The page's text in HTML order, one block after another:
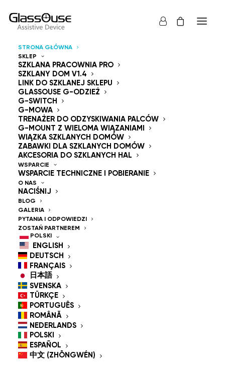
STRONA GŁÓWNA
SKLEP
SZKLANA PRACOWNIA PRO
SZKLANY DOM V1.4
LINK DO SZKLANEJ SKLEPU
GLASSOUSE G-ODZIEŻ
G-SWITCH
G-MOWA
TRENAŻER DO ODZYSKIWANIA PALCÓW
G-MOUNT Z WIELOMA WIĄZANIAMI
WIĄZKA SZKLANYCH DOMÓW
ZABAWKI DLA SZKLANYCH DOMÓW
AKCESORIA DO SZKLANYCH HAL
WSPARCIE
WSPARCIE TECHNICZNE I POBIERANIE
O NAS
NACIŚNIJ
BLOG
GALERIA
PYTANIA I ODPOWIEDZI
ZOSTAŃ PARTNEREM
POLSKI
ENGLISH
DEUTSCH
FRANÇAIS
日本語
SVENSKA
TÜRKÇE
PORTUGUÊS
ROMÂNĂ
NEDERLANDS
POLSKI
ESPAÑOL
中文 (ZHŌNGWÉN)
Urządzenia sterujące
Bez użycia rąk
GlassOuse — The
World's #1 Hands-Free
Mouse & Head
Controlled Mouse for
People With
Disabilities
GlassOuse is the most trusted
head controlled mouse
assistive technology that gives people with
physical disabilities full, independent control over